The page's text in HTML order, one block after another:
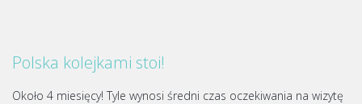
Polska kolejkami stoi!
Około 4 miesięcy! Tyle wynosi średni czas oczekiwania na wizytę